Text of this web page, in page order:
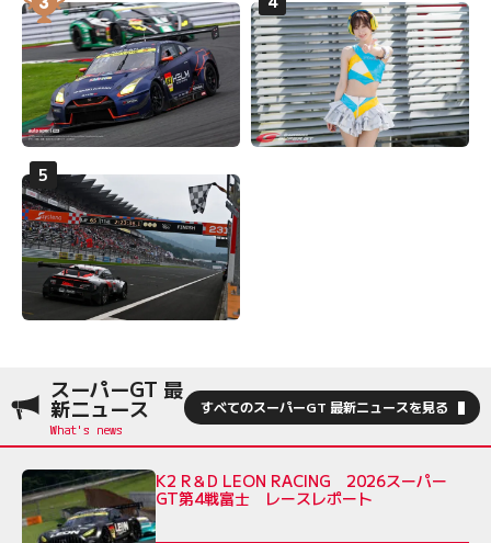
スーパーGT 最
新ニュース すべてのスーパーGT 最新ニュースを見る
K2 R＆D LEON RACING 2026スーパー
GT第4戦富士 レースレポート